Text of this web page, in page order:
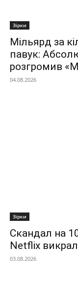
Зірки
Мільярд за
павук:
розгромив
04.08.2026
Зірки
Скандал на
Netflix
03.08.2026